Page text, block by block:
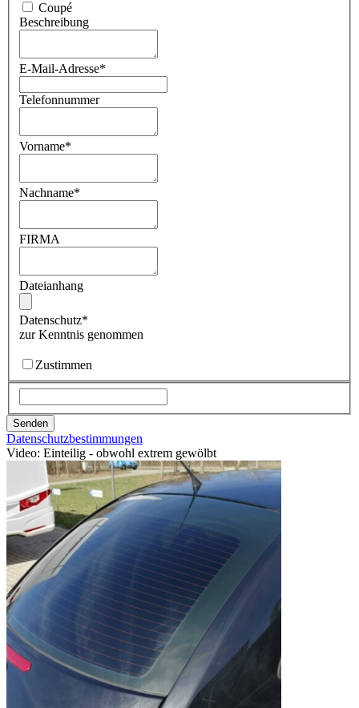
Coupé
Beschreibung
E-Mail-Adresse*
Telefonnummer
Vorname*
Nachname*
FIRMA
Dateianhang
Datenschutz*
zur Kenntnis genommen
Zustimmen
Datenschutzbestimmungen
Video: Einteilig - obwohl extrem gewölbt